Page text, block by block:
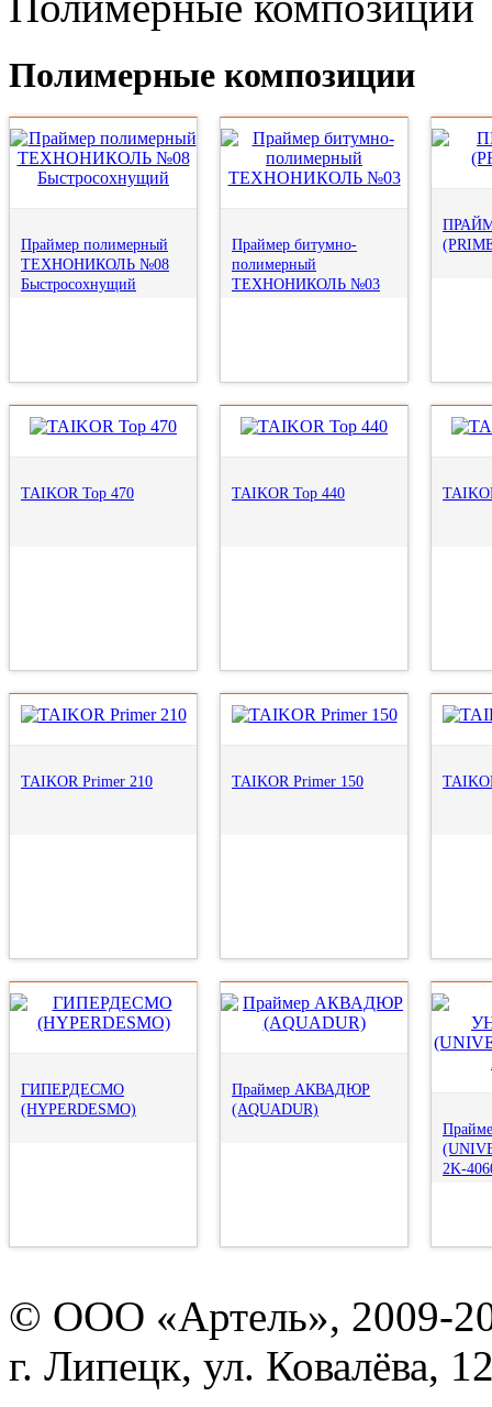
Полимерные композиции
Праймер полимерный
ТЕХНОНИКОЛЬ №08
Быстросохнущий
Праймер битумно-
полимерный
ТЕХНОНИКОЛЬ №03
TAIKOR Top 470 TAIKOR Top 440
TAIKOR Primer 210 TAIKOR Primer 150
ГИПЕРДЕСМО
(HYPERDESMO)
Праймер АКВАДЮР
(AQUADUR)
2K-
© ООО «Артель», 2009-
г. Липецк, ул. Ковалёва,